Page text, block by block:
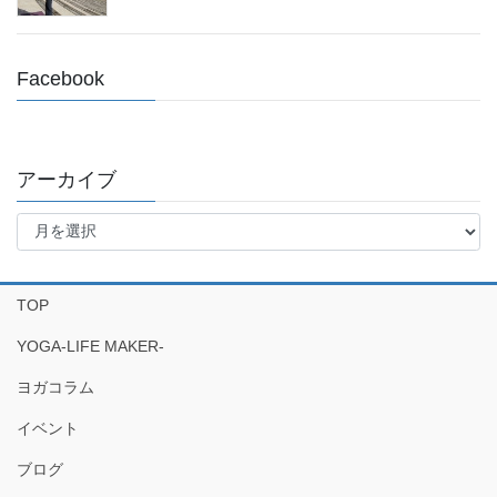
Facebook
アーカイブ
ア
イ
ブ
TOP
YOGA-LIFE MAKER-
ヨガコラム
イベント
ブログ